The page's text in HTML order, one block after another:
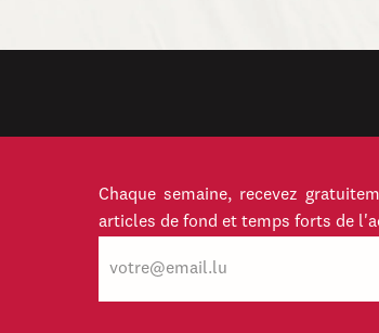
Chaque semaine, recevez
articles de fond et temps forts de
mail